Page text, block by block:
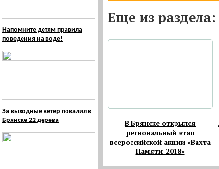
Напомните детям правила
поведения на воде!
За выходные ветер повалил в
Брянске 22 дерева
Eще из раздела:
В Брянске открылся
региональный этап
всероссийской акции «Вахта
Памяти-2018»